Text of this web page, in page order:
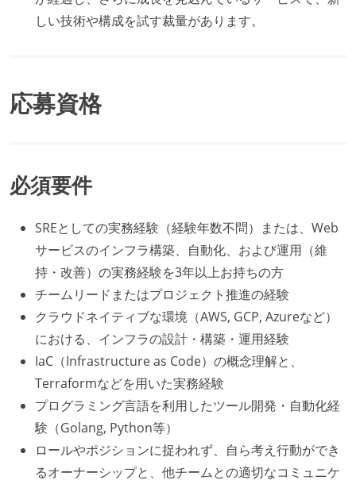
しい技術や構成を試す裁量があります。
応募資格
必須要件
SREとしての実務経験（経験年数不問）または、Web
サービスのインフラ構築、自動化、および運用（維
持・改善）の実務経験を3年以上お持ちの方
チームリードまたはプロジェクト推進の経験
クラウドネイティブな環境（AWS, GCP, Azureなど）
における、インフラの設計・構築・運用経験
IaC（Infrastructure as Code）の概念理解と、
Terraformなどを用いた実務経験
プログラミング言語を利用したツール開発・自動化経
験（Golang, Python等）
ロールやポジションに捉われず、自ら考え行動ができ
るオーナーシップと、他チームとの適切なコミュニケ